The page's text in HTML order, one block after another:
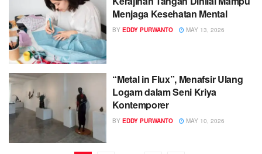
Menjaga Kesehatan Mental
BY EDDY PURWANTO MAY 13, 2026
“Metal in Flux”, Menafsir Ulang
Logam dalam Seni Kriya
Kontemporer
BY EDDY PURWANTO MAY 10, 2026